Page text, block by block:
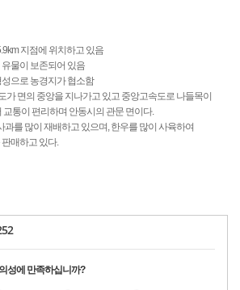
지점에 위치하고 있음
물이 보존되어 있음
으로 농경지가 협소함
가 면의 중앙을 지나가고 있고 중앙고속도로 나들목이
통이 편리하며 안동시의 관문 면이다.
과를 많이 재배하고 있으며, 한우를 많이 사육하여
매하고 있다.
성에 만족하십니까?